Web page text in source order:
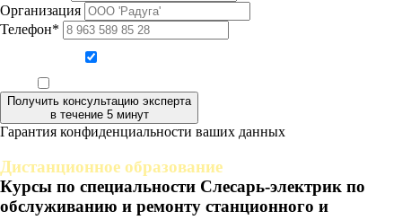
Организация
Телефон*
Получить консультацию эксперта
в течение 5 минут
Гарантия конфиденциальности ваших данных
Дистанционное образование
Курсы по специальности Слесарь-электрик по
обслуживанию и ремонту станционного и